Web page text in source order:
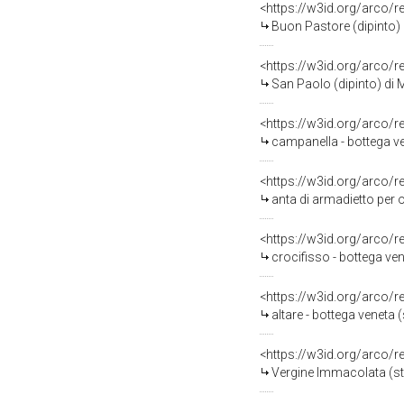
<https://w3id.org/arco/
Buon Pastore (dipinto)
<https://w3id.org/arco/
San Paolo (dipinto) di
<https://w3id.org/arco/
campanella - bottega
<https://w3id.org/arco/
anta di armadietto per
<https://w3id.org/arco/
crocifisso - bottega
<https://w3id.org/arco/
altare - bottega veneta
<https://w3id.org/arco/
Vergine Immacolata